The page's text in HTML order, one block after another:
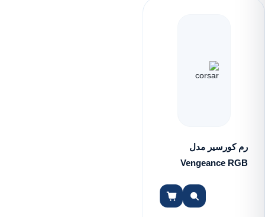
رم کورسیر مدل
Vengeance RGB
۳۲۰۰MHz Single